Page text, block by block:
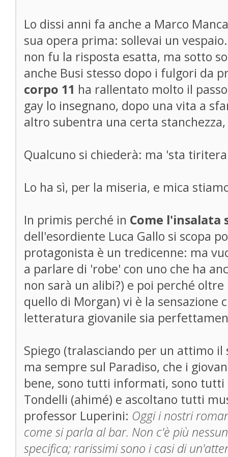
Lo dissi anni fa anche a Marco
sua opera prima: sollevai un
non fu la risposta esatta, ma sotto
anche Busi stesso dopo i fulgori da
corpo 11 ha rallentato molto il
gay lo insegnano, dopo una vita a
altro subentra una certa stanchezza,
Qualcuno si chiederà: ma 'sta
Lo ha sì, per la miseria, e mica
In primis perché in Come l'insalata
dell'esordiente Luca Gallo si scopa
protagonista è un tredicenne: ma
a parlare di 'robe' con uno che ha
non sarà un alibi?) e poi perché
quello di Morgan) vi è la sensazione
letteratura giovanile sia
Spiego (tralasciando per un attimo il
ma sempre sul Paradiso, che i
bene, sono tutti informati, sono
Tondelli (ahimé) e ascoltano tutti
professor Luperini: Oggi i nostri
come si parla al bar. Non c'è più
specifica; rarissimi sono i casi di